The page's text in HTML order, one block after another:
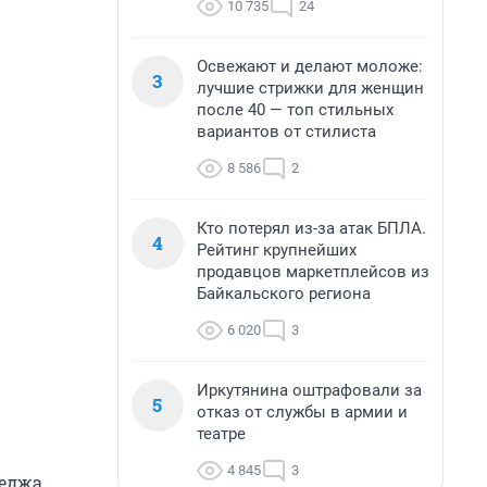
10 735 24
3
Освежают и делают моложе:
лучшие стрижки для женщин
после 40 — топ стильных
вариантов от стилиста
8 586 2
4
Кто потерял из-за атак БПЛА.
Рейтинг крупнейших
продавцов маркетплейсов из
Байкальского региона
6 020 3
5
Иркутянина оштрафовали за
отказ от службы в армии и
театре
4 845 3